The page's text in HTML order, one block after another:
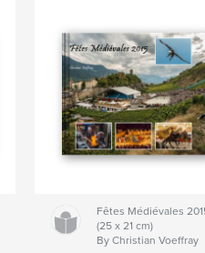
Fêtes Médiévales
(25 x 21 cm)
By Christian Voeffray